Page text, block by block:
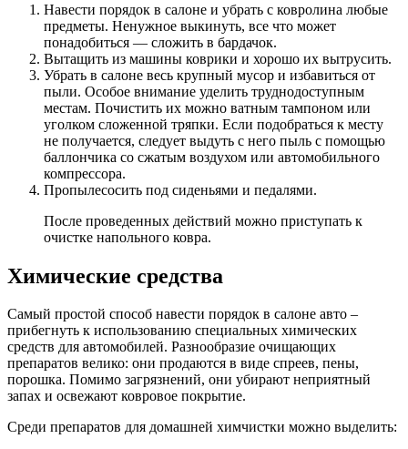
Навести порядок в салоне и убрать с ковролина любые
предметы. Ненужное выкинуть, все что может
понадобиться — сложить в бардачок.
Вытащить из машины коврики и хорошо их вытрусить.
Убрать в салоне весь крупный мусор и избавиться от
пыли. Особое внимание уделить труднодоступным
местам. Почистить их можно ватным тампоном или
уголком сложенной тряпки. Если подобраться к месту
не получается, следует выдуть с него пыль с помощью
баллончика со сжатым воздухом или автомобильного
компрессора.
Пропылесосить под сиденьями и педалями.
После проведенных действий можно приступать к
очистке напольного ковра.
Химические средства
Самый простой способ навести порядок в салоне авто –
прибегнуть к использованию специальных химических
средств для автомобилей. Разнообразие очищающих
препаратов велико: они продаются в виде спреев, пены,
порошка. Помимо загрязнений, они убирают неприятный
запах и освежают ковровое покрытие.
Среди препаратов для домашней химчистки можно выделить: